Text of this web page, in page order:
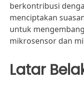
berkontribusi
menciptakan
untuk
mikrosensor dan
Latar